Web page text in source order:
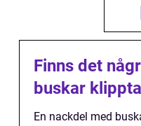
Finns det
buskar
En nackdel med